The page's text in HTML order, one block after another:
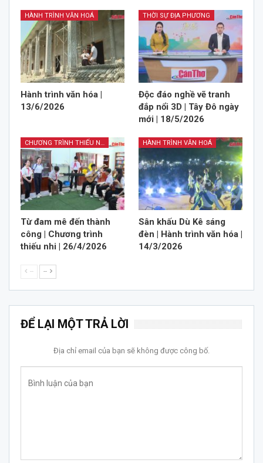
HÀNH TRÌNH VĂN HOÁ
Hành trình văn hóa |
13/6/2026
THỜI SỰ ĐỊA PHƯƠNG
Độc đáo nghề vẽ tranh
đắp nổi 3D | Tây Đô ngày
mới | 18/5/2026
CHƯƠNG TRÌNH THIẾU NHI
Từ đam mê đến thành
công | Chương trình
thiếu nhi | 26/4/2026
HÀNH TRÌNH VĂN HOÁ
Sân khấu Dù Kê sáng
đèn | Hành trình văn hóa |
14/3/2026
-- --
ĐỂ LẠI MỘT TRẢ LỜI
Địa chỉ email của bạn sẽ không được công bố.